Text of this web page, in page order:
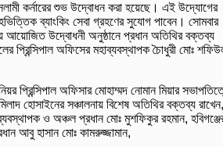
কর্নারের শুভ উদ্বোধন করা হয়েছে। এই উদ্যোগের
ব্যাংকিং সেবা গ্রহণের সুযোগ পাবেন। সোমবার
আয়োজিত উদ্বোধনী অনুষ্ঠানে প্রধান অতিথির বক্তব্য
প্রিন্সিপাল অফিসের মহাব্যবস্থাপক চৈাধুরী মোঃ
প্রিন্সিপাল অফিসার মোহাম্মদ নোমান মিয়ার
হোসাইনের সঞ্চালনায় বিশেষ অতিথির বক্তব্য রাখেন,
ও অঞ্চল প্রধান মোঃ মুশফিকুর রহমান,
আবু হাসান মোঃ কামরুজ্জামান,